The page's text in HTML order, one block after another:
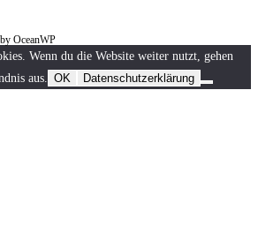
OceanWP
Wenn du die Website weiter nutzt, gehen
aus.
OK Datenschutzerklärung